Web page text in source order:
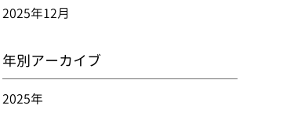
2025年12月
年別アーカイブ
2025年